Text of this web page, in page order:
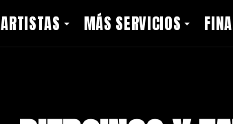
ARTISTAS MÁS SERVICIOS